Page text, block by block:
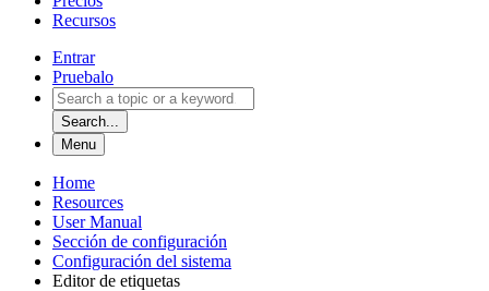
Recursos
Entrar
Pruebalo
Search...
Menu
Home
Resources
User Manual
Sección de configuración
Configuración del sistema
Editor de etiquetas